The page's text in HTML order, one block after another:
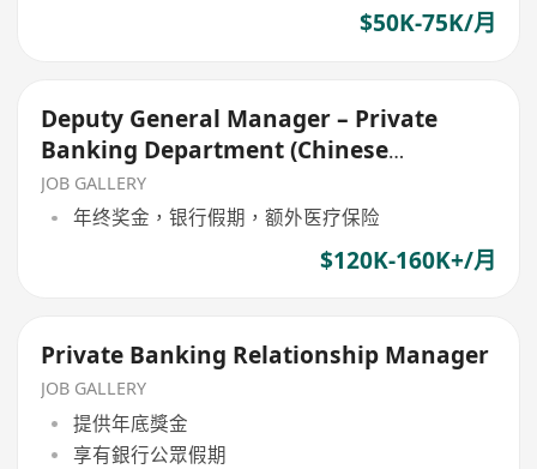
$50K-75K/月
Deputy General Manager – Private
Banking Department (Chinese
Corporate bank)
JOB GALLERY
年终奖金，银行假期，额外医疗保险
$120K-160K+/月
Private Banking Relationship Manager
JOB GALLERY
提供年底獎金
享有銀行公眾假期